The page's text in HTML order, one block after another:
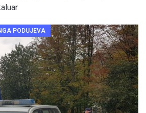
PODUJEVA